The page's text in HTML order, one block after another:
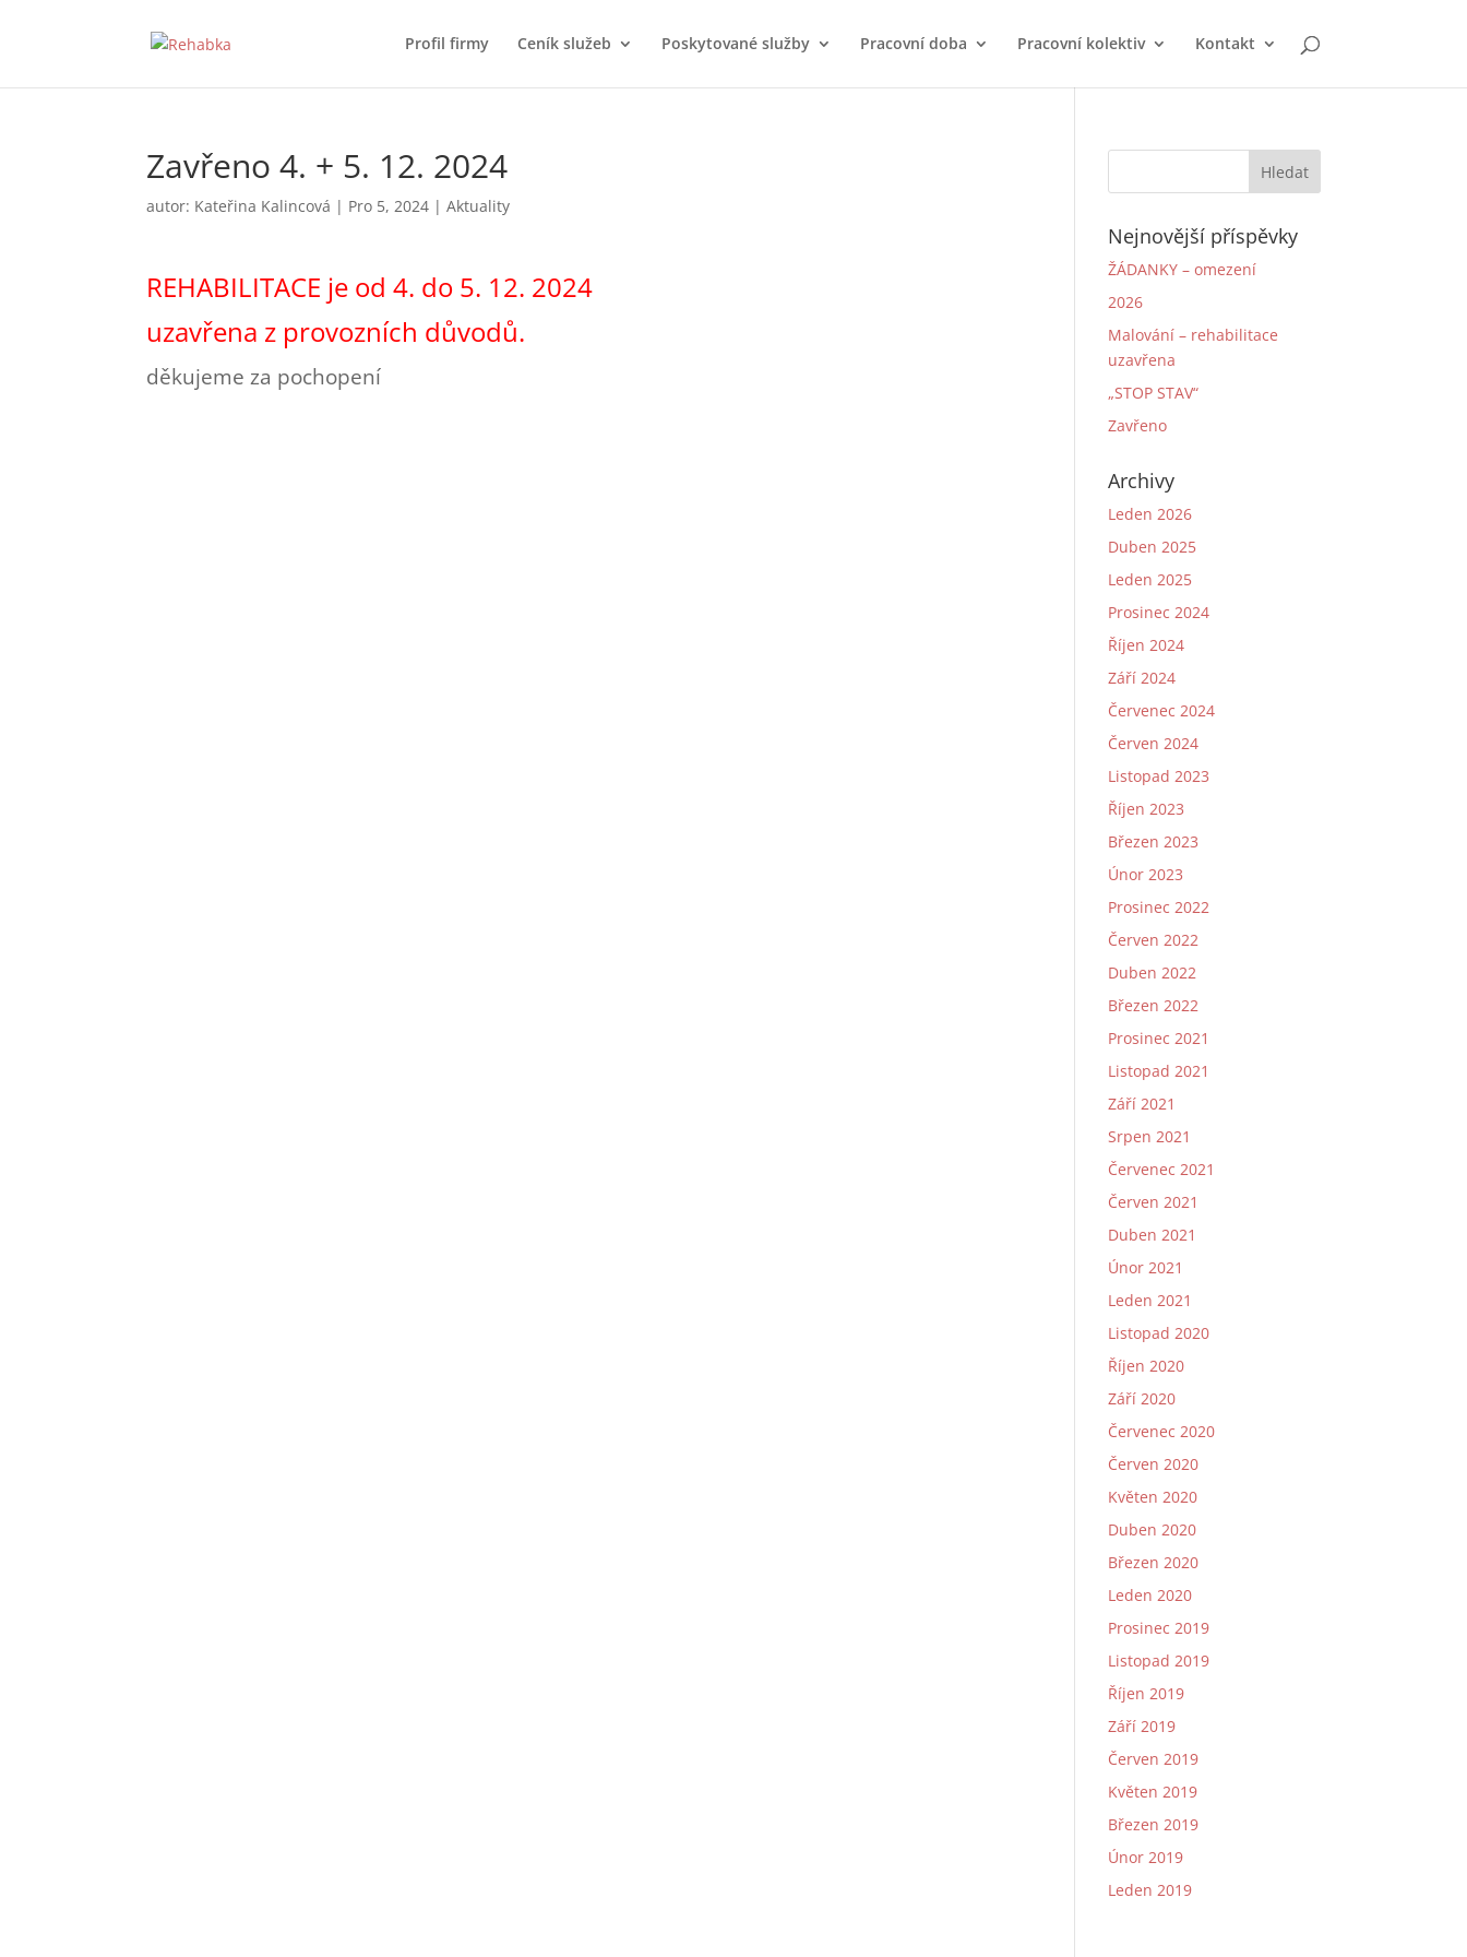
Profil firmy Ceník služeb Poskytované služby Pracovní doba Pracovní kolektiv Kontakt
Zavřeno 4. + 5. 12. 2024
autor: Kateřina Kalincová | Pro 5, 2024 |Aktuality
REHABILITACE je od 4. do 5. 12. 2024
uzavřena z provozních důvodů.
děkujeme za pochopení
Nejnovější příspěvky
ŽÁDANKY – omezení
2026
Malování – rehabilitace
uzavřena
„STOP STAV“
Zavřeno
Archivy
Leden 2026
Duben 2025
Leden 2025
Prosinec 2024
Říjen 2024
Září 2024
Červenec 2024
Červen 2024
Listopad 2023
Říjen 2023
Březen 2023
Únor 2023
Prosinec 2022
Červen 2022
Duben 2022
Březen 2022
Prosinec 2021
Listopad 2021
Září 2021
Srpen 2021
Červenec 2021
Červen 2021
Duben 2021
Únor 2021
Leden 2021
Listopad 2020
Říjen 2020
Září 2020
Červenec 2020
Červen 2020
Květen 2020
Duben 2020
Březen 2020
Leden 2020
Prosinec 2019
Listopad 2019
Říjen 2019
Září 2019
Červen 2019
Květen 2019
Březen 2019
Únor 2019
Leden 2019